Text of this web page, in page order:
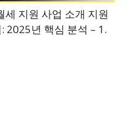
지원 사업 소개 지원
2025년 핵심 분석 – 1.